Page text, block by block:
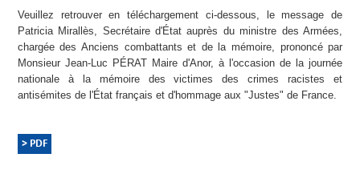
Veuillez retrouver en téléchargement ci-dessous, le message de
Patricia Mirallès, Secrétaire d'État auprès du ministre des Armées,
chargée des Anciens combattants et de la mémoire, prononcé par
Monsieur Jean-Luc PÉRAT Maire d'Anor, à l'occasion de la journée
nationale à la mémoire des victimes des crimes racistes et
antisémites de l'État français et d'hommage aux "Justes" de France.
> PDF